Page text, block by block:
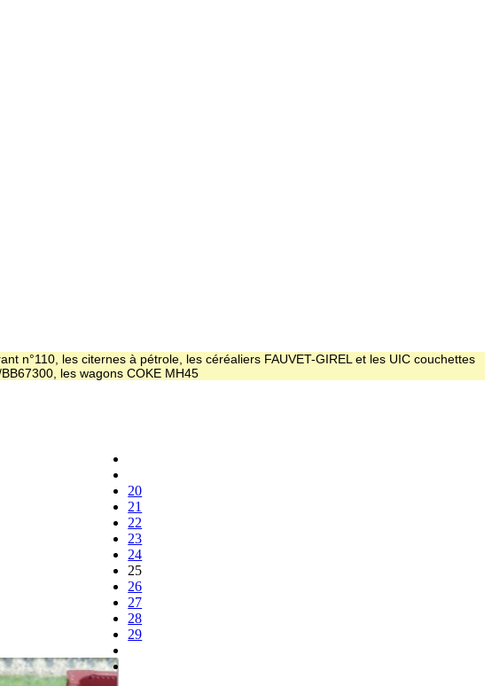
n°110, les citernes à pétrole, les céréaliers FAUVET-GIREL et les UIC couchettes
les wagons COKE MH45
20
21
22
23
24
25
26
27
28
29